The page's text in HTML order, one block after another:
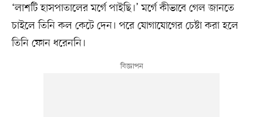
‘লাশটি হাসপাতালের মর্গে পাইছি।’ মর্গে কীভাবে গেল জানতে
চাইলে তিনি কল কেটে দেন। পরে যোগাযোগের চেষ্টা করা হলে
তিনি ফোন ধরেননি।